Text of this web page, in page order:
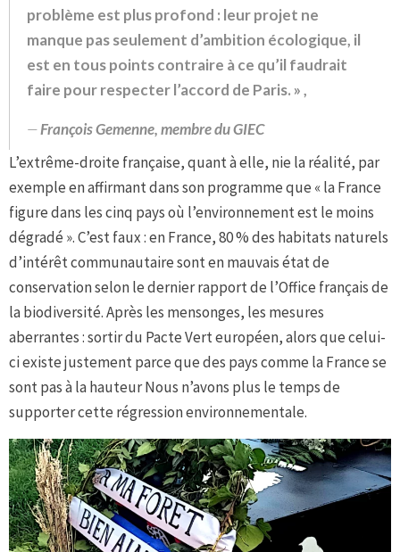
problème est plus profond : leur projet ne
manque pas seulement d’ambition écologique, il
est en tous points contraire à ce qu’il faudrait
faire pour respecter l’accord de Paris. » ,
François Gemenne, membre du GIEC
L’extrême-droite française, quant à elle, nie la réalité, par
exemple en affirmant dans son programme que « la France
figure dans les cinq pays où l’environnement est le moins
dégradé ». C’est faux : en France, 80 % des habitats naturels
d’intérêt communautaire sont en mauvais état de
conservation selon le dernier rapport de l’Office français de
la biodiversité. Après les mensonges, les mesures
aberrantes : sortir du Pacte Vert européen, alors que celui-
ci existe justement parce que des pays comme la France se
sont pas à la hauteur Nous n’avons plus le temps de
supporter cette régression environnementale.